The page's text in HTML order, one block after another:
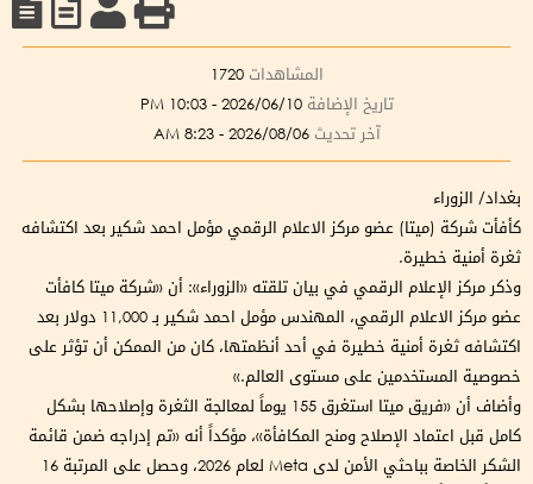
المشاهدات 1720
تاريخ الإضافة 2026/06/10 - 10:03 PM
آخر تحديث 2026/08/06 - 8:23 AM
بغداد/ الزوراء
كأفأت شركة (ميتا) عضو مركز الاعلام الرقمي مؤمل احمد شكير بعد اكتشافه
ثغرة أمنية خطيرة.
وذكر مركز الإعلام الرقمي في بيان تلقته «الزوراء»: أن «شركة ميتا كافأت
عضو مركز الاعلام الرقمي، المهندس مؤمل احمد شكير بـ 11,000 دولار بعد
اكتشافه ثغرة أمنية خطيرة في أحد أنظمتها، كان من الممكن أن تؤثر على
خصوصية المستخدمين على مستوى العالم.»
وأضاف أن «فريق ميتا استغرق 155 يوماً لمعالجة الثغرة وإصلاحها بشكل
كامل قبل اعتماد الإصلاح ومنح المكافأة»، مؤكداً أنه «تم إدراجه ضمن قائمة
الشكر الخاصة بباحثي الأمن لدى Meta لعام 2026، وحصل على المرتبة 16